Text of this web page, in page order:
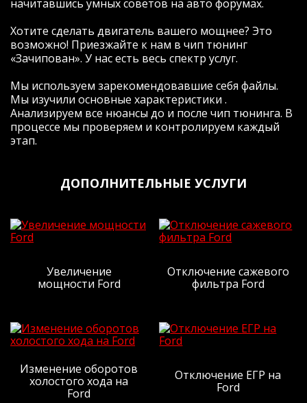
тяги)
Во вторых появился прилив сил на всех
передачах (у меня МКПП), особенно на 5
если едешь 80-100, машина всеравно
подхватывает и вытягивает.
Да, на мой мотор k4m 7 бешеных пони
плюсом- это смех (вроде бы), но они
очень нужны (особенно при обгонах на
трассе с однополосным движением.
Подитожу: машина стала другой, для
однозначно ДА! Поеду к Жене, 99% ДА
тогда этот 1% на пиво с Жекой спустим)
Я очень доволен, жене большая
человеческая СПАСИБА!
договаривались, так и вышло. Человек
слова!
Заезжала сюда за чипом Солярис 1.6
автомат. Мастер очень приятный и
начитавшись умных советов на авто форумах.
Хотите сделать двигатель вашего мощнее? Это
возможно! Приезжайте к нам в чип тюнинг
«Зачипован». У нас есть весь спектр услуг.
Мы используем зарекомендовавшие себя файлы.
Мы изучили основные характеристики .
Анализируем все нюансы до и после чип тюнинга. В
процессе мы проверяем и контролируем каждый
этап.
ДОПОЛНИТЕЛЬНЫЕ УСЛУГИ
Увеличение
мощности Ford
Отключение сажевого
фильтра Ford
Изменение оборотов
холостого хода на
Ford
Отключение ЕГР на
Ford